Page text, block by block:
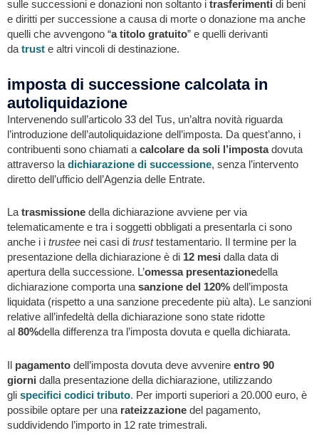
sulle successioni e donazioni non soltanto i trasferimenti di beni
e diritti per successione a causa di morte o donazione ma anche
quelli che avvengono “a titolo gratuito” e quelli derivanti
da trust e altri vincoli di destinazione.
imposta di successione calcolata in
autoliquidazione
Intervenendo sull’articolo 33 del Tus, un’altra novità riguarda
l’introduzione dell’autoliquidazione dell’imposta. Da quest’anno, i
contribuenti sono chiamati a calcolare da soli l’impostadovuta
attraverso la dichiarazione di successione, senza l’intervento
diretto dell’ufficio dell’Agenzia delle Entrate.
Latrasmissione della dichiarazione avviene per via
telematicamente e tra i soggetti obbligati a presentarla ci sono
anche i i trustee nei casi di trusttestamentario. Il termine per la
presentazione della dichiarazione è di 12 mesi dalla data di
apertura della successione. L’omessa presentazionedella
dichiarazione comporta unasanzione del 120% dell’imposta
liquidata (rispetto a una sanzione precedente più alta). Le sanzioni
relative all’infedeltà della dichiarazione sono state ridotte
al 80%della differenza tra l’imposta dovuta e quella dichiarata.
pagamento dell’imposta dovuta deve avvenire entro 90
giorni dalla presentazione della dichiarazione, utilizzando
gli specifici codici tributo. Per importi superiori a 20.000 euro, è
possibile optare per una rateizzazione del pagamento,
suddividendo l’importo in 12 rate trimestrali.